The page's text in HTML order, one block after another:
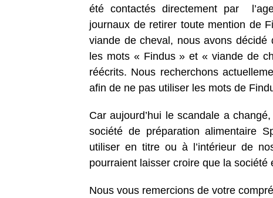
été contactés directement par
journaux de retirer toute mention de
viande de cheval, nous avons
les mots « Findus » et « viande de
réécrits. Nous recherchons
afin de ne pas utiliser les mots de
Car aujourd’hui le scandale a
société de préparation alimentaire
utiliser en titre ou à l’intérieur de
pourraient laisser croire que la société
Nous vous remercions de votre